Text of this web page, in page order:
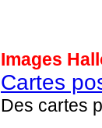
Images
Cartes
Des cartes